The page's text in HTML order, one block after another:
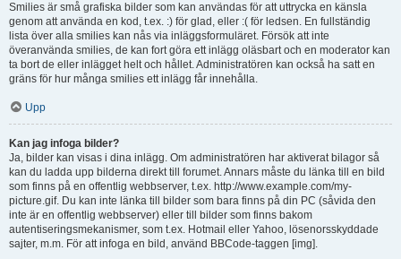
Smilies är små grafiska bilder som kan användas för att uttrycka en känsla
genom att använda en kod, t.ex. :) för glad, eller :( för ledsen. En fullständig
lista över alla smilies kan nås via inläggsformuläret. Försök att inte
överanvända smilies, de kan fort göra ett inlägg oläsbart och en moderator kan
ta bort de eller inlägget helt och hållet. Administratören kan också ha satt en
gräns för hur många smilies ett inlägg får innehålla.
Upp
Kan jag infoga bilder?
Ja, bilder kan visas i dina inlägg. Om administratören har aktiverat bilagor så
kan du ladda upp bilderna direkt till forumet. Annars måste du länka till en bild
som finns på en offentlig webbserver, t.ex. http://www.example.com/my-
picture.gif. Du kan inte länka till bilder som bara finns på din PC (såvida den
inte är en offentlig webbserver) eller till bilder som finns bakom
autentiseringsmekanismer, som t.ex. Hotmail eller Yahoo, lösenorsskyddade
sajter, m.m. För att infoga en bild, använd BBCode-taggen [img].